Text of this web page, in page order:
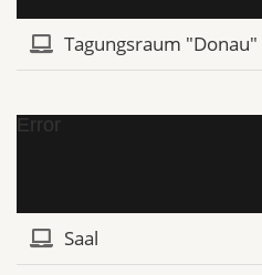
Tagungsraum "Donau"
Error
Saal